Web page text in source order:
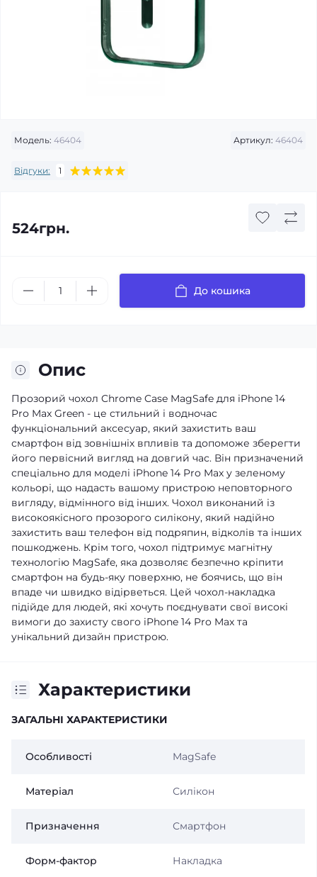
Модель: 46404 Артикул: 46404
Відгуки: 1
524грн.
До кошика
Опис
Прозорий чохол Chrome Case MagSafe для iPhone 14
Pro Max Green - це стильний і водночас
функціональний аксесуар, який захистить ваш
смартфон від зовнішніх впливів та допоможе зберегти
його первісний вигляд на довгий час. Він призначений
спеціально для моделі iPhone 14 Pro Max у зеленому
кольорі, що надасть вашому пристрою неповторного
вигляду, відмінного від інших. Чохол виконаний із
високоякісного прозорого силікону, який надійно
захистить ваш телефон від подряпин, відколів та інших
пошкоджень. Крім того, чохол підтримує магнітну
технологію MagSafe, яка дозволяє безпечно кріпити
смартфон на будь-яку поверхню, не боячись, що він
впаде чи швидко відірветься. Цей чохол-накладка
підійде для людей, які хочуть поєднувати свої високі
вимоги до захисту свого iPhone 14 Pro Max та
унікальний дизайн пристрою.
Характеристики
ЗАГАЛЬНІ ХАРАКТЕРИСТИКИ
Особливості MagSafe
Матеріал Силікон
Призначення Смартфон
Форм-фактор Накладка